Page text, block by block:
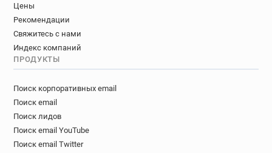
Цены
Рекомендации
Свяжитесь с нами
Индекс компаний
ПРОДУКТЫ
Поиск корпоративных email
Поиск email
Поиск лидов
Поиск email YouTube
Поиск email Twitter